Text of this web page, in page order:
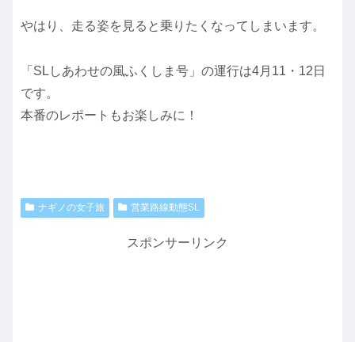
やはり、走る姿を見ると乗りたくなってしまいます。
「SLしあわせの風ふくしま号」の運行は4月11・12日
です。
本番のレポートもお楽しみに！
ナギノの女子旅 営業路線動態SL
スポンサーリンク